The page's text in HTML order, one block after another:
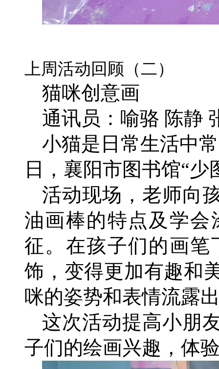
上周活动回顾（二）
猫咪创意画
通讯员：喻骆 陈静
小猫是日常生活中
日，襄阳市图书馆“
活动现场，老师向
油画棒的特点及学
征。在孩子们的画
饰，变得更加有趣和
咪的姿势和表情流露
这次活动提高小朋
子们的绘画兴趣，体